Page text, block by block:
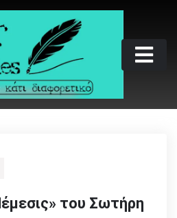
διαφορετικό
του Σωτήρη